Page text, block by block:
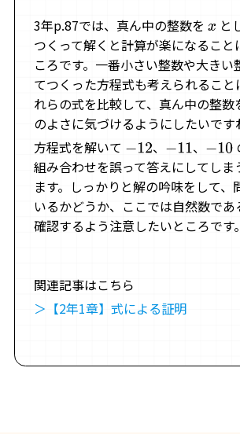
3年p.87では、真ん中の整数を x と
つくって解くと計算が楽になること
ころです。一番小さい整数や大きい
てつくった方程式も考えられること
れらの式を比較して、真ん中の整数
のよさに気づけるようにしたいです
方程式を解いて −12 、 −11 、 −10
組み合わせを誤って答えにしてしま
ます。しっかりと解の吟味をして、
いるかどうか、ここでは自然数であ
確認するよう注意したいところです。
関連記事はこちら
＞【2年1章】式による証明